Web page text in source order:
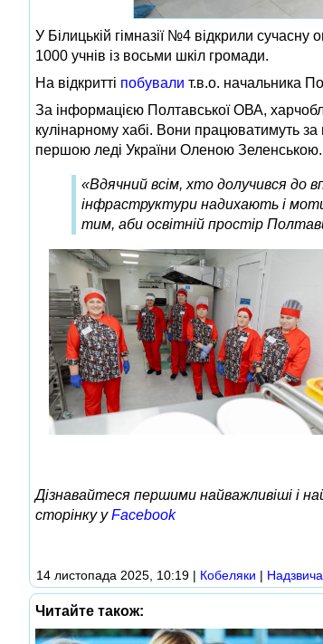
У Білицькій гімназії №4 відкрили
1000 учнів із восьми шкіл громади.
На відкритті побували т.в.о. начальника
За інформацією Полтавської ОВА,
кулінарному хабі. Вони працюватимуть
першою леді України Оленою Зеленською.
«Вдячний всім, хто долучився до
інфраструктури надихають і
тим, аби освітній простір
Дізнавайтеся першими найважливіші і
сторінку уFacebook
14 листопада 2025, 10:19 | Кобеляки |
Читайте також: